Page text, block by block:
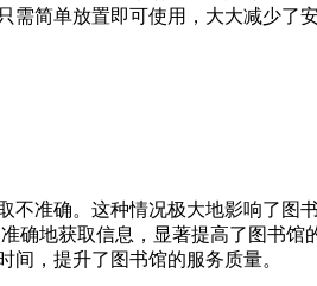
简单放置即可使用，大大减少了
准确。这种情况极大地影响了图
地获取信息，显著提高了图书
，提升了图书馆的服务质量。